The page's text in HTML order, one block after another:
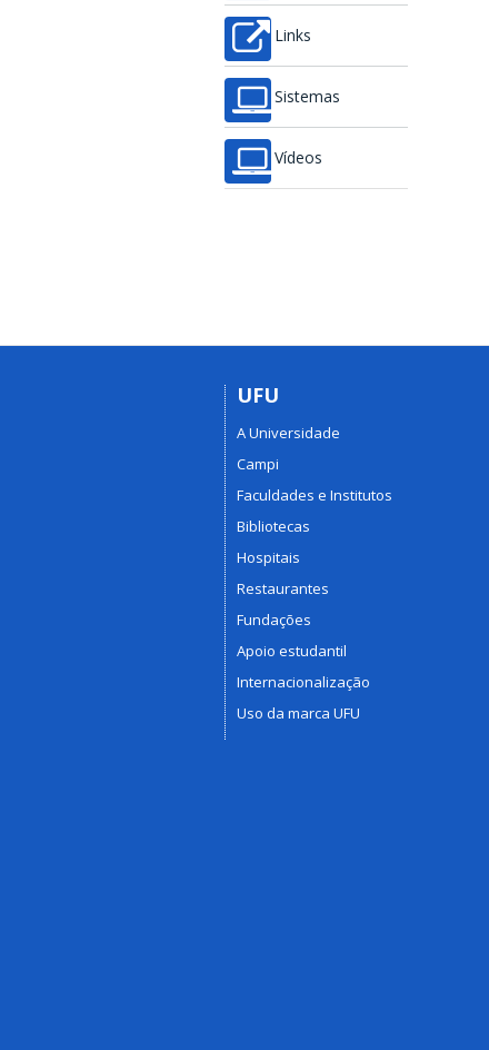
Links
Sistemas
Vídeos
UFU
A Universidade
Campi
Faculdades e Institutos
Bibliotecas
Hospitais
Restaurantes
Fundações
Apoio estudantil
Internacionalização
Uso da marca UFU